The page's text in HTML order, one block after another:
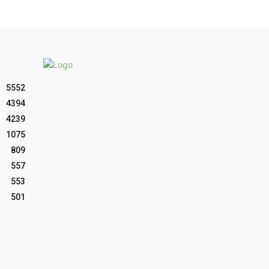
5552
4394
4239
1075
809
557
553
501